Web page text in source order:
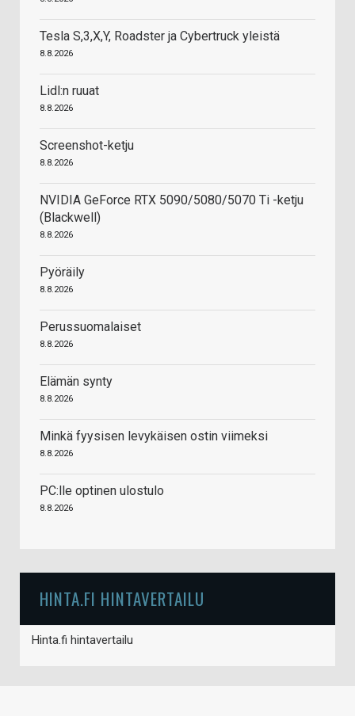
Tesla S,3,X,Y, Roadster ja Cybertruck yleistä
8.8.2026
Lidl:n ruuat
8.8.2026
Screenshot-ketju
8.8.2026
NVIDIA GeForce RTX 5090/5080/5070 Ti -ketju
(Blackwell)
8.8.2026
Pyöräily
8.8.2026
Perussuomalaiset
8.8.2026
Elämän synty
8.8.2026
Minkä fyysisen levykäisen ostin viimeksi
8.8.2026
PC:lle optinen ulostulo
8.8.2026
HINTA.FI HINTAVERTAILU
Hinta.fi hintavertailu